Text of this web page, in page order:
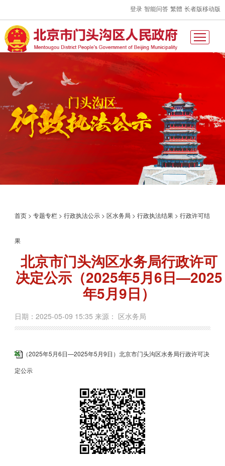
登录 智能问答 繁體 长者版移动版
首页 >专题专栏 >行政执法公示 >区水务局 >行政执法结果 >行政许可结
果
北京市门头沟区水务局行政许可
决定公示（2025年5月6日—2025
年5月9日）
日期：2025-05-09 15:35 来源： 区水务局
（2025年5月6日—2025年5月9日）北京市门头沟区水务局行政许可决
定公示